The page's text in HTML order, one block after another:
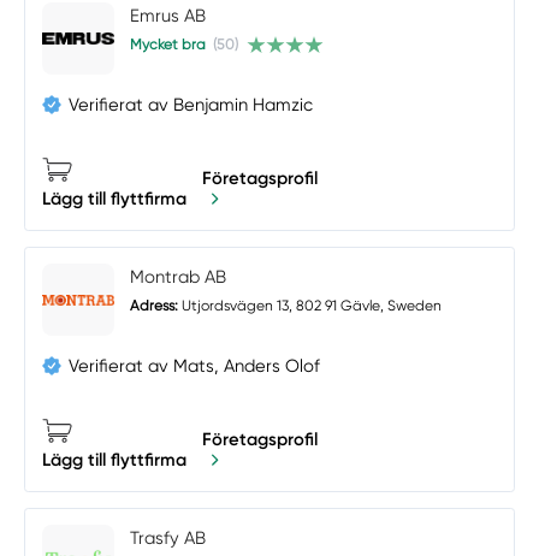
Emrus AB
Mycket bra (50)
Verifierat av Benjamin Hamzic
Lägg till flyttfirma
Företagsprofil
Montrab AB
Adress: Utjordsvägen 13, 802 91 Gävle, Sweden
Verifierat av Mats, Anders Olof
Lägg till flyttfirma
Företagsprofil
Trasfy AB